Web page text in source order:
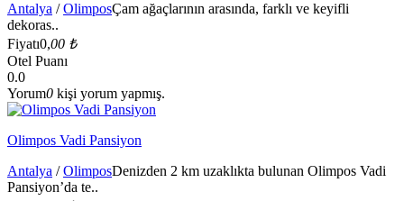
Antalya /OlimposÇam ağaçlarının arasında, farklı ve keyifli
dekoras..
Fiyatı0,00 ₺
Otel Puanı
0.0
Yorum0 kişi yorum yapmış.
Olimpos Vadi Pansiyon
Antalya /OlimposDenizden 2 km uzaklıkta bulunan Olimpos Vadi
Pansiyon’da te..